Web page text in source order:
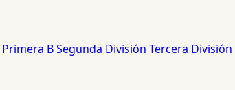
Primera BSegunda División Tercera División